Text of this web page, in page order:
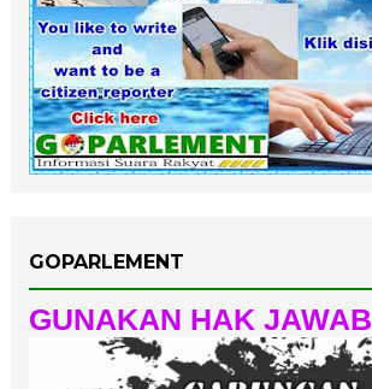
GOPARLEMENT
GUNAKAN HAK JAWAB